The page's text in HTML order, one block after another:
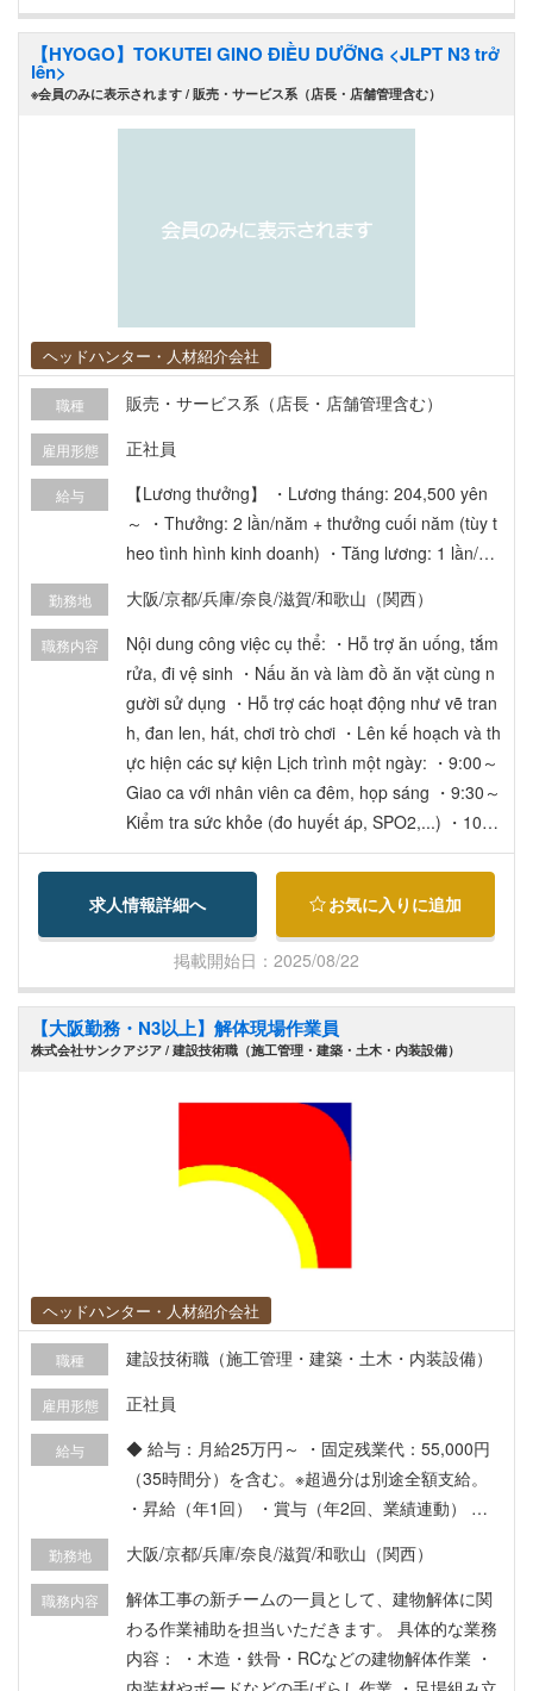
【HYOGO】TOKUTEI GINO ĐIỀU DƯỠNG <JLPT N3 trở
lên>
※会員のみに表示されます / 販売・サービス系（店長・店舗管理含む）
ヘッドハンター・人材紹介会社
職種 販売・サービス系（店長・店舗管理含む）
雇用形態 正社員
給与
【Lương thưởng】 ・Lương tháng: 204,500 yên
～ ・Thưởng: 2 lần/năm + thưởng cuối năm (tùy t
heo tình hình kinh doanh) ・Tăng lương: 1 lần/nă
ợi】 ・Phụ cấp ca đêm: 4500 yên～/ca ・Phụ cấp
cải thiện chế độ: 14,000 yên～/tháng ・Phụ cấp b
ằng cấp: 5000 yên～/tháng ・Phụ cấp nhà ở: 10,
000 yên～/tháng (chỉ áp dụng cho chủ hộ) ・Phụ
cấp gia đình: 15,000 yên～/tháng ・Bảo hiểm xã
hội, hỗ trợ đi lại (tối đa 43,000 yên/tháng) ・Nghỉ
phép có lương (năm đầu: 16 ngày), nghỉ thai sản,
chế độ hưu trí ・Ký túc xá nhân viên, vắc xin cú
m, kiểm tra sức khỏe ・Hỗ trợ học lấy chứng chỉ
勤務地 大阪/京都/兵庫/奈良/滋賀/和歌山（関西）
職務内容
Nội dung công việc cụ thể: ・Hỗ trợ ăn uống, tắm
rửa, đi vệ sinh ・Nấu ăn và làm đồ ăn vặt cùng n
gười sử dụng ・Hỗ trợ các hoạt động như vẽ tran
h, đan len, hát, chơi trò chơi ・Lên kế hoạch và th
ực hiện các sự kiện Lịch trình một ngày: ・9:00～
Giao ca với nhân viên ca đêm, họp sáng ・9:30～
Kiểm tra sức khỏe (đo huyết áp, SPO2,...) ・10:0
0～ Khử trùng tại các khu vực sử dụng ・10:30～
Chuẩn bị bữa ăn cùng người sử dụng ・11:00～
Hỗ trợ tắm rửa ・12:00～ Hướng dẫn và hỗ trợ ăn
uống ・13:00～ Nghỉ ngơi ・14:00～ Chuẩn bị bữ
a ăn ・15:00～ Phục vụ đồ ăn nhẹ và tổ chức sự
kiện ・16:00～ Kiểm tra sức khỏe ・16:30～ Khử
trùng tại các khu vực sử dụng ・17:00～ Giao ca
với nhân viên ca đêm, chuẩn bị bữa tối ・18:00～
求人情報詳細へ お気に入りに追加
掲載開始日：2025/08/22
【大阪勤務・N3以上】解体現場作業員
株式会社サンクアジア / 建設技術職（施工管理・建築・土木・内装設備）
ヘッドハンター・人材紹介会社
職種 建設技術職（施工管理・建築・土木・内装設備）
雇用形態 正社員
給与
◆ 給与：月給25万円～ ・固定残業代：55,000円
（35時間分）を含む。※超過分は別途全額支給。
・昇給（年1回） ・賞与（年2回、業績連動） ◆
金・雇用保険・労災保険） ・年次有給休暇 ・産
前・産後・育児休暇、慶弔休暇 ・交通費支給（規
定あり） ・資格取得支援制度（費用全額会社負
担）：中型免許・重機資格など ・作業着・空調服
勤務地 大阪/京都/兵庫/奈良/滋賀/和歌山（関西）
職務内容
解体工事の新チームの一員として、建物解体に関
わる作業補助を担当いただきます。 具体的な業務
内容： ・木造・鉄骨・RCなどの建物解体作業 ・